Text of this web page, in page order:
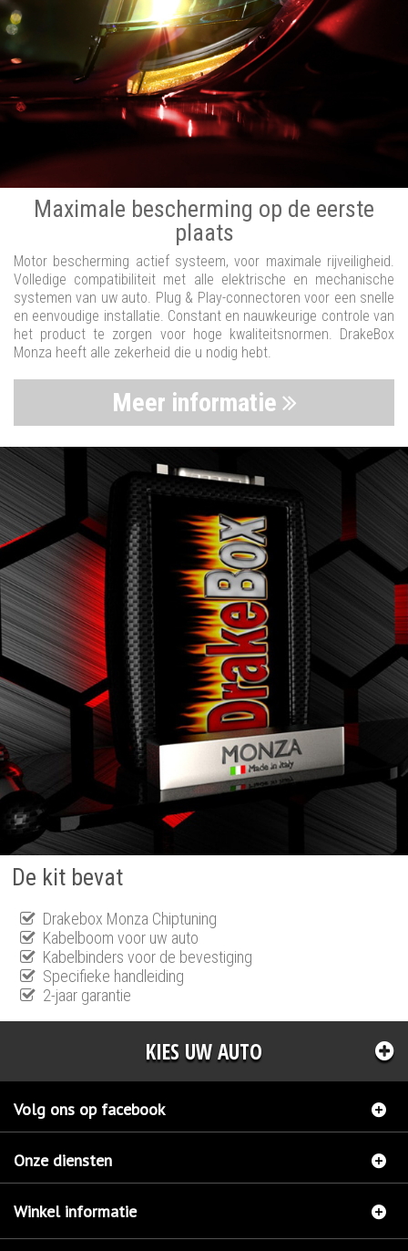
Maximale bescherming op de eerste
plaats
Motor bescherming actief systeem, voor maximale rijveiligheid.
Volledige compatibiliteit met alle elektrische en mechanische
systemen van uw auto. Plug & Play-connectoren voor een snelle
en eenvoudige installatie. Constant en nauwkeurige controle van
het product te zorgen voor hoge kwaliteitsnormen. DrakeBox
Monza heeft alle zekerheid die u nodig hebt.
Meer informatie
De kit bevat
Drakebox Monza Chiptuning
Kabelboom voor uw auto
Kabelbinders voor de bevestiging
Specifieke handleiding
2-jaar garantie
KIES UW AUTO
Volg ons op facebook
Onze diensten
Winkel informatie